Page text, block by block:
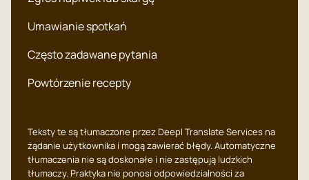
Umawianie spotkań
Często zadawane pytania
Powtórzenie recepty
Teksty te są tłumaczone przez Deepl Translate Services na
żądanie użytkownika i mogą zawierać błędy. Automatyczne
tłumaczenia nie są doskonałe i nie zastępują ludzkich
tłumaczy. Praktyka nie ponosi odpowiedzialności za